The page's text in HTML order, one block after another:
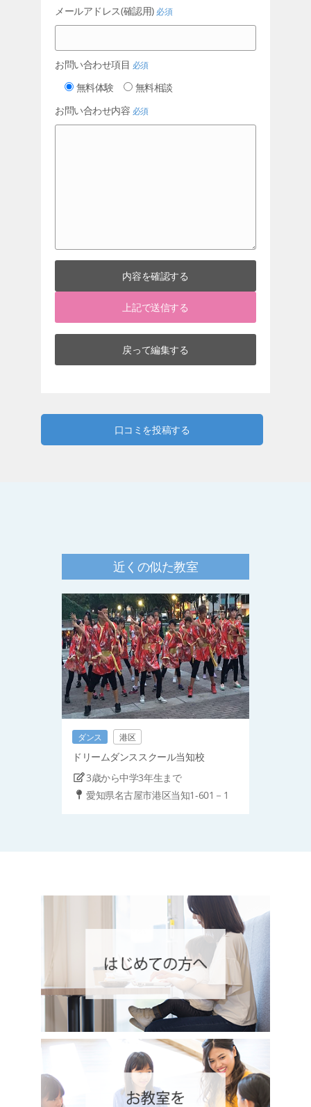
メールアドレス(確認用) 必須
お問い合わせ項目 必須
無料体験
無料相談
お問い合わせ内容 必須
口コミを投稿する
近くの似た教室
ダンス 港区
ドリームダンススクール当知校
3歳から中学3年生まで
愛知県名古屋市港区当知1-601－1